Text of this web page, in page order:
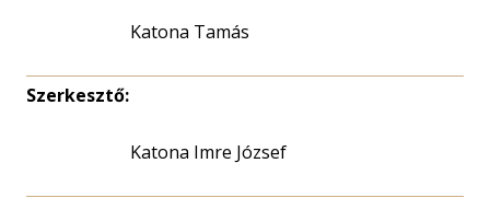
Katona Tamás
Szerkesztő:
Katona Imre József